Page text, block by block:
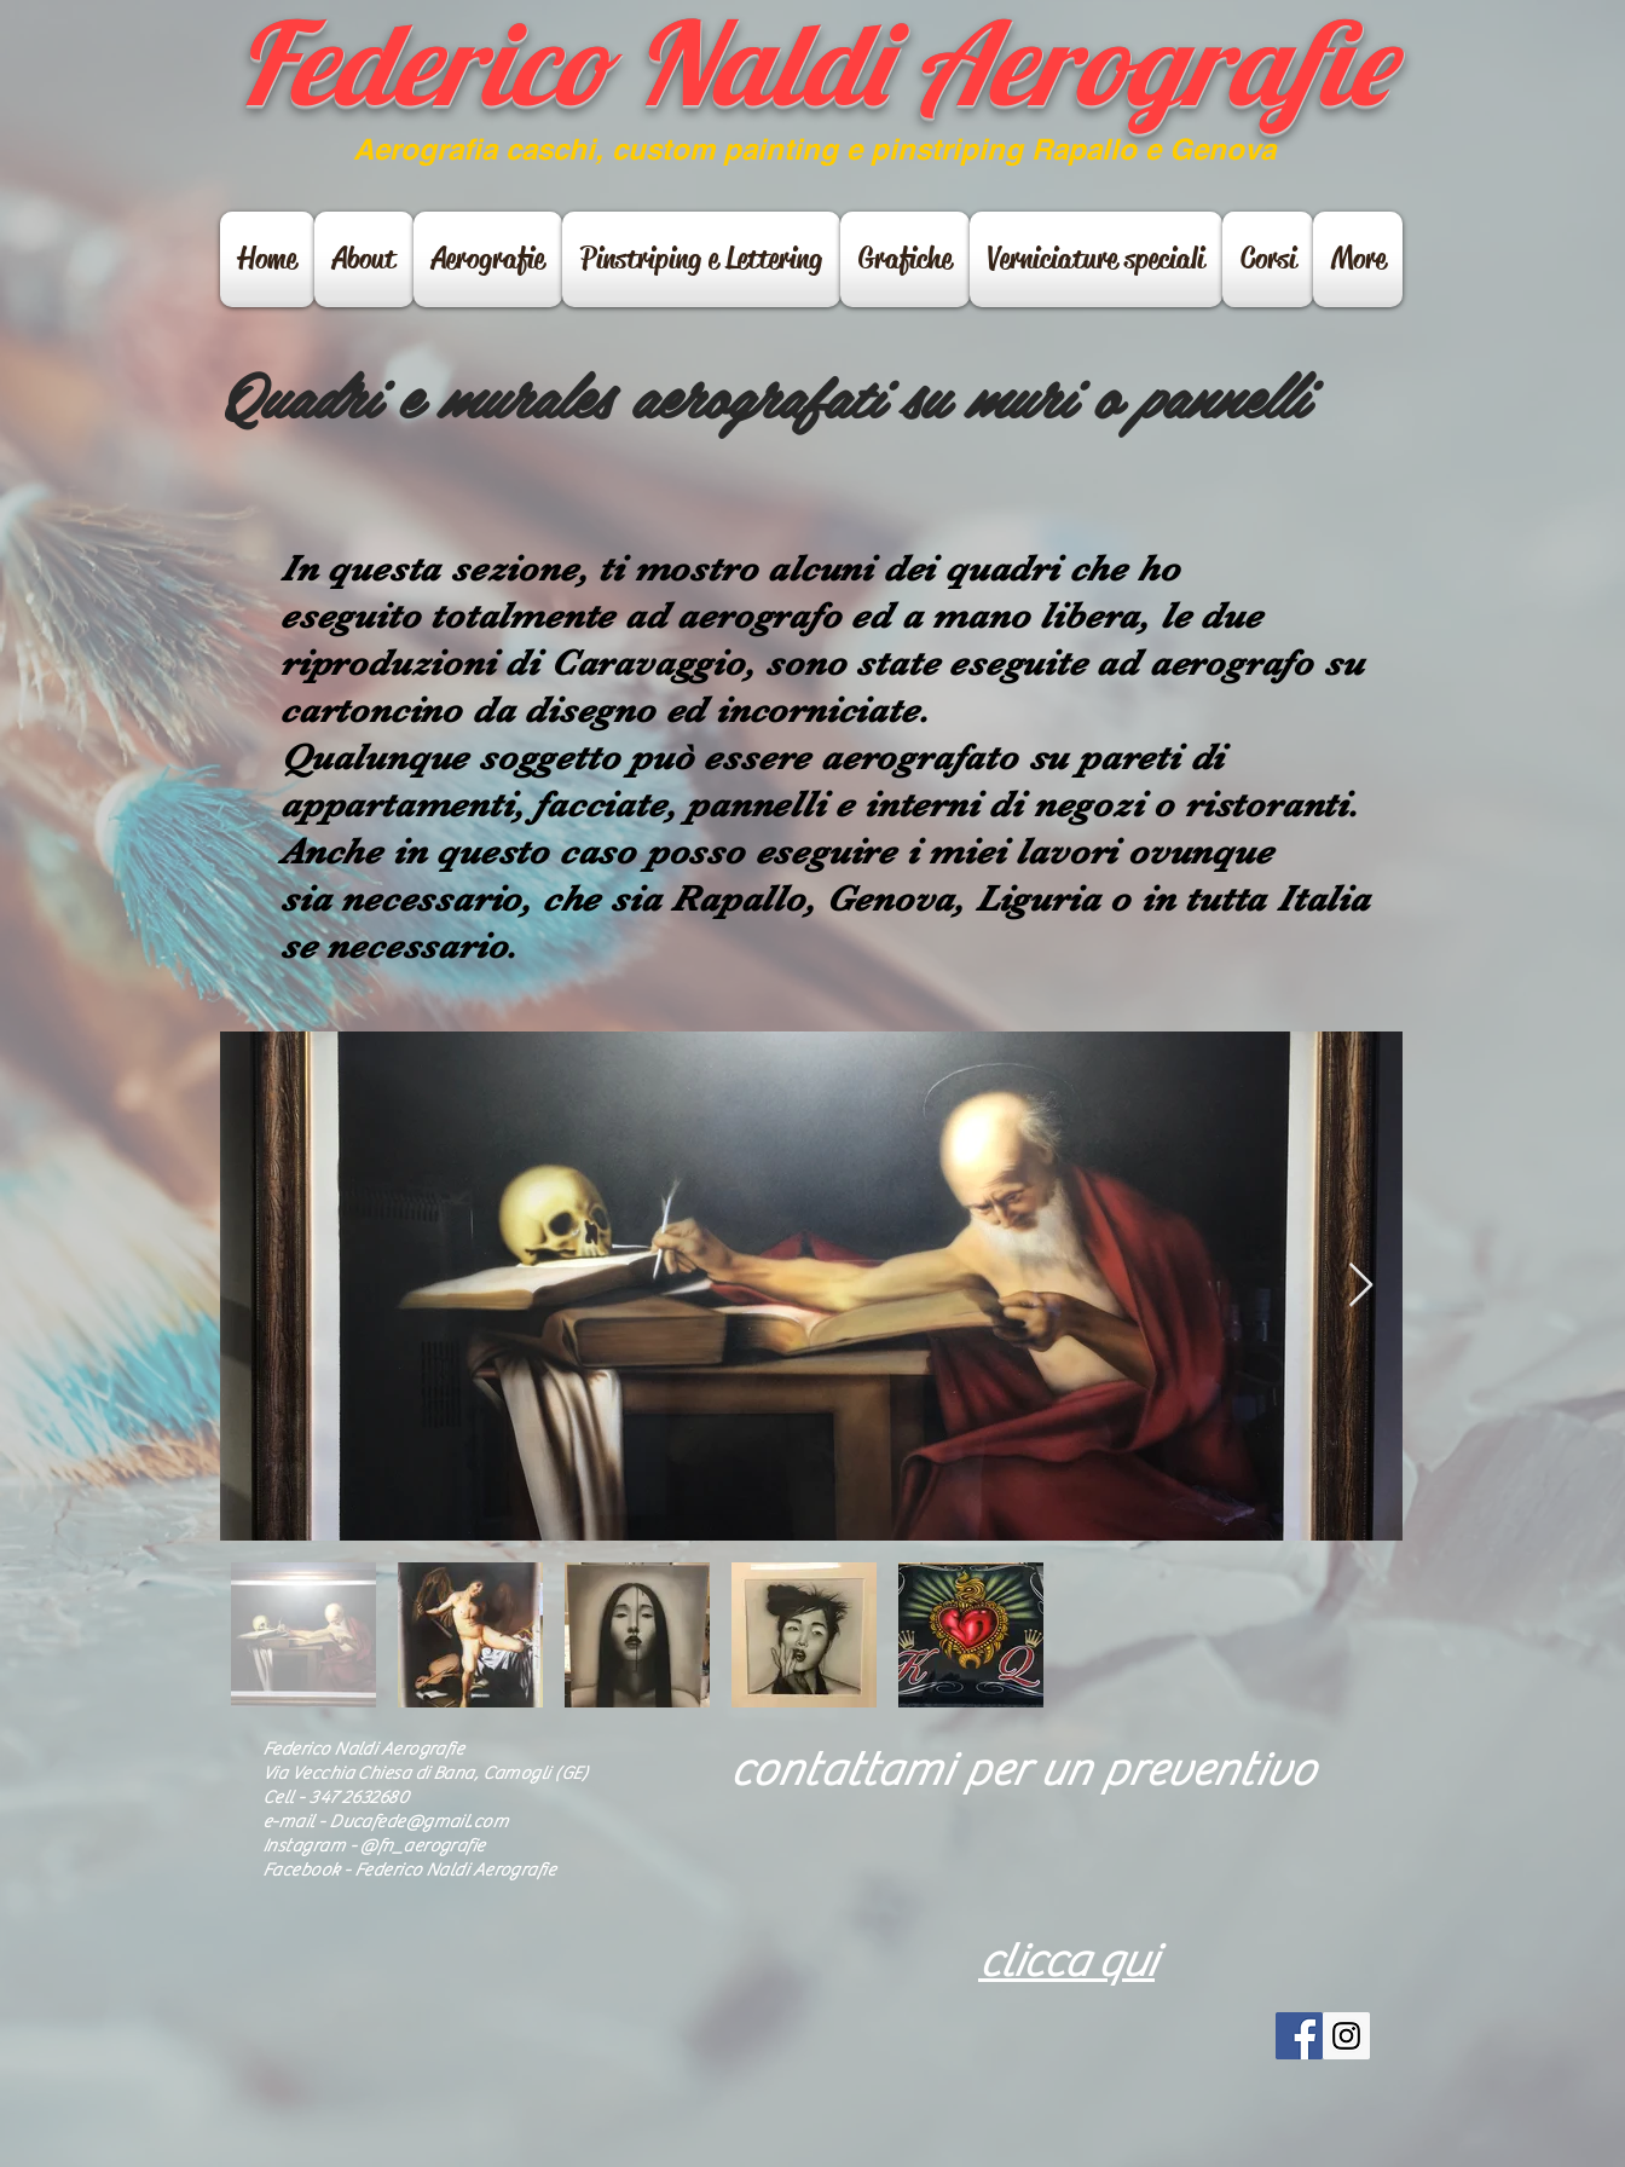
Federico Naldi Aerografie
Aerografia caschi, custom painting e pinstriping Rapallo e Genova
Home About Aerografie Pinstriping e Lettering Grafiche Verniciature speciali Corsi More
Quadri e muralesaerografatisu muri o pannelli
In questa sezione, ti mostro alcuni dei quadri che ho
eseguito totalmente ad aerografo ed a mano libera, le due
riproduzioni di Caravaggio, sono state eseguite ad aerografo su
cartoncino da disegno ed incorniciate.
Qualunque soggetto può essere aerografato su pareti di
appartamenti, facciate, pannelli e interni di negozi o ristoranti.
Anche in questo caso posso eseguire i miei lavori ovunque
sia necessario, che sia Rapallo, Genova, Liguria o in tutta Italia
se necessario.
Federico Naldi Aerografie
Via Vecchia Chiesa di Bana, Camogli (GE)
Cell - 347 2632680
e-mail -Ducafede@gmail.com
Instagram - @fn_aerografie
Facebook - Federico Naldi Aerografie
contattami per un preventivo
clicca qui